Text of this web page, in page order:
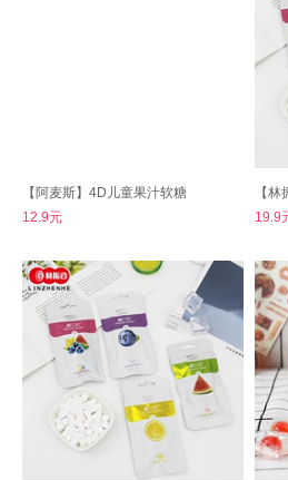
【阿麦斯】4D儿童果汁软糖
12.9元
【
19.9